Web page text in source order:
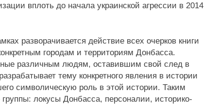
вплоть до начала украинской агрессии в 2014
разворачивается действие всех очерков книги
городам и территориям Донбасса.
различным людям, оставившим свой след в
тему конкретного явления в истории
символическую роль в этой истории. Таким
локусы Донбасса, персоналии, историко-